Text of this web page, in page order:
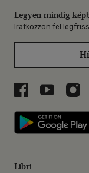
Legyen mindig
Iratkozzon fel
Libri aLibri a
Libri